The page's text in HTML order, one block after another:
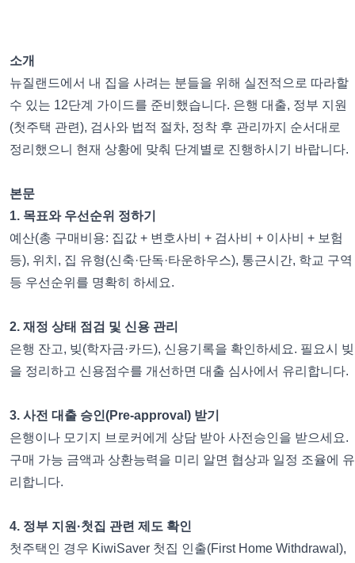
소개
뉴질랜드에서 내 집을 사려는 분들을 위해 실전적으로 따라할
수 있는 12단계 가이드를 준비했습니다. 은행 대출, 정부 지원
(첫주택 관련), 검사와 법적 절차, 정착 후 관리까지 순서대로
정리했으니 현재 상황에 맞춰 단계별로 진행하시기 바랍니다.
본문
1. 목표와 우선순위 정하기
예산(총 구매비용: 집값 + 변호사비 + 검사비 + 이사비 + 보험
등), 위치, 집 유형(신축·단독·타운하우스), 통근시간, 학교 구역
등 우선순위를 명확히 하세요.
2. 재정 상태 점검 및 신용 관리
은행 잔고, 빚(학자금·카드), 신용기록을 확인하세요. 필요시 빚
을 정리하고 신용점수를 개선하면 대출 심사에서 유리합니다.
3. 사전 대출 승인(Pre-approval) 받기
은행이나 모기지 브로커에게 상담 받아 사전승인을 받으세요.
구매 가능 금액과 상환능력을 미리 알면 협상과 일정 조율에 유
리합니다.
4. 정부 지원·첫집 관련 제도 확인
첫주택인 경우 KiwiSaver 첫집 인출(First Home Withdrawal),